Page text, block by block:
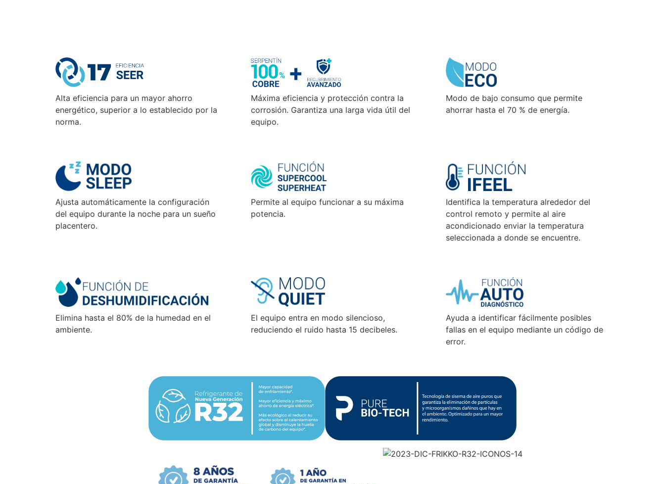
Alta eficiencia para un mayor ahorro
energético, superior a lo establecido por la
norma.
Máxima eficiencia y protección contra la
corrosión. Garantiza una larga vida útil del
equipo.
Modo de bajo consumo que permite
ahorrar hasta el 70 % de energía.
Ajusta automáticamente la configuración
del equipo durante la noche para un sueño
placentero.
Permite al equipo funcionar a su máxima
potencia.
Identifica la temperatura alrededor del
control remoto y permite al aire
acondicionado enviar la temperatura
seleccionada a donde se encuentre.
Elimina hasta el 80% de la humedad en el
ambiente.
El equipo entra en modo silencioso,
reduciendo el ruido hasta 15 decibeles.
Ayuda a identificar fácilmente posibles
fallas en el equipo mediante un código de
error.